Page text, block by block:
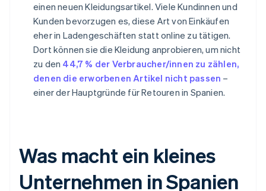
einen neuen Kleidungsartikel. Viele Kundinnen und
Kunden bevorzugen es, diese Art von Einkäufen
eher in Ladengeschäften statt online zu tätigen.
Dort können sie die Kleidung anprobieren, um nicht
zu den 44,7 % der Verbraucher/innen zu zählen,
denen die erworbenen Artikel nicht passen –
einer der Hauptgründe für Retouren in Spanien.
Was macht ein kleines
Unternehmen in Spanien